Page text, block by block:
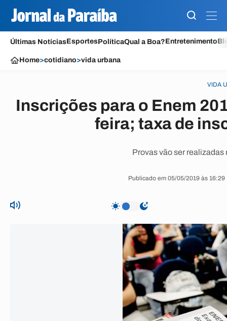
Últimas NotíciasEsportesPolíticaQual a Boa?Entretenimento
Home>cotidiano>vida urbana
VIDA
Inscrições para o Enem
feira; taxa de
Provas vão ser realizadas
Publicado em 05/05/2019 às